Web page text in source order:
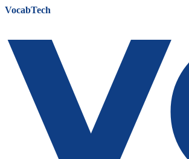
VocabTech